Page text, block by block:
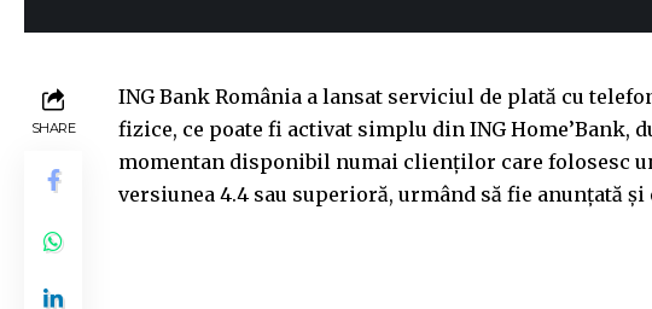
SHARE
ING Bank România a lansat serviciul de plată cu
fizice, ce poate fi activat simplu din ING Home’Bank,
momentan disponibil numai clienților care folosesc
versiunea 4.4 sau superioră, urmând să fie anunțată